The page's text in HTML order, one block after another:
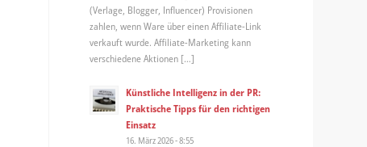
(Verlage, Blogger, Influencer) Provisionen
zahlen, wenn Ware über einen Affiliate-Link
verkauft wurde. Affiliate-Marketing kann
verschiedene Aktionen […]
Künstliche Intelligenz in der PR:
Praktische Tipps für den richtigen
Einsatz
16. März 2026 - 8:55